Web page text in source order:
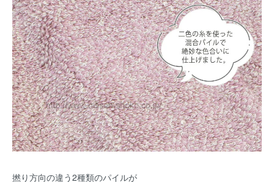
撚り方向の違う2種類のパイルが